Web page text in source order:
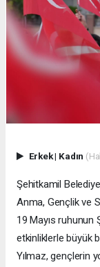
Erkek| Kadın
Şehitkamil
Anma, Gençlik ve
19 Mayıs ruhunun
etkinliklerle büyük
Yılmaz, gençlerin